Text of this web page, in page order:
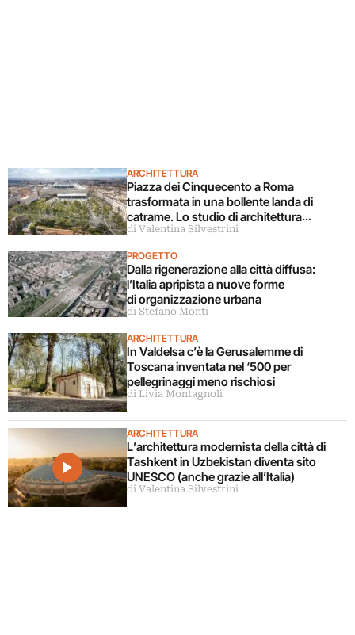
ARCHITETTURA
Piazza dei Cinquecento a Roma
trasformata in una bollente landa di
catrame. Lo studio di architettura
disconosce il progetto
di Valentina Silvestrini
PROGETTO
Dalla rigenerazione alla città diffusa:
l’Italia apripista a nuove forme
di organizzazione urbana
di Stefano Monti
ARCHITETTURA
In Valdelsa c’è la Gerusalemme di
Toscana inventata nel ‘500 per
pellegrinaggi meno rischiosi
di Livia Montagnoli
ARCHITETTURA
L’architettura modernista della città di
Tashkent in Uzbekistan diventa sito
UNESCO (anche grazie all’Italia)
di Valentina Silvestrini